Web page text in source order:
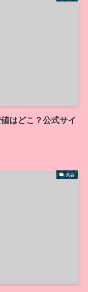
はどこ？公式サイ
美容